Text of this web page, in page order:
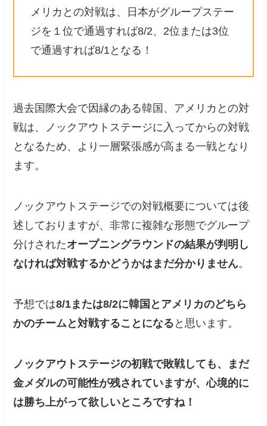
メリカとの対戦は、日本がグループステー
ジを１位で通過すれば8/2、2位または3位
で通過すれば8/1となる！
過去国際大会で因縁のある韓国、アメリカとの対
戦は、ノックアウトステージに入ってからの対戦
となるため、より一層緊張感が高まる一戦となり
ます。
ノックアウトステージでの対戦概要については後
述しておりますが、非常に複雑な形態でグループ
分けされたオープニングラウンドの結果が判明し
なければ対戦するかどうかはまだ分かりません。
予想では8/1または8/2に韓国とアメリカのどちら
かのチームと対戦することになる と思います。
ノックアウトステージの初戦で敗戦しても、まだ
金メダルの可能性が残されていますが、心境的に
は勝ち上がって欲しいところですね！